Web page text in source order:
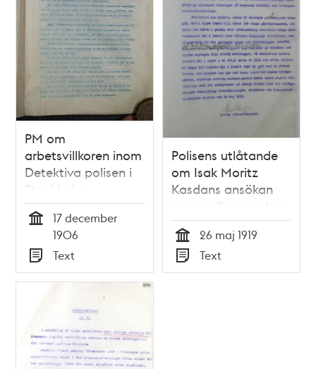
PM om
arbetsvillkoren inom
Detektiva polisen i
Stockholm
17 december
1906
Typ
Text
Polisens utlåtande
om Isak Moritz
Kasdans ansökan
om medborgarskap
Tid
26 maj 1919
Typ
Text